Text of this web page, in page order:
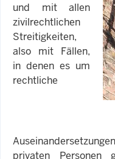
und mit allen
zivilrechtlichen
Streitigkeiten,
also mit Fällen,
in denen es um
rechtliche
privaten Personen